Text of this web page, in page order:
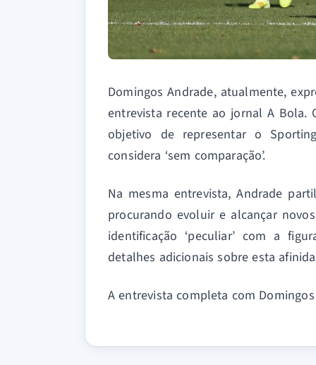
Domingos Andrade, atualmente,
entrevista recente ao jornal A Bola.
objetivo de representar o
considera ‘sem comparação’.
Na mesma entrevista, Andrade
procurando evoluir e alcançar
identificação ‘peculiar’ com a
detalhes adicionais sobre esta
A entrevista completa com